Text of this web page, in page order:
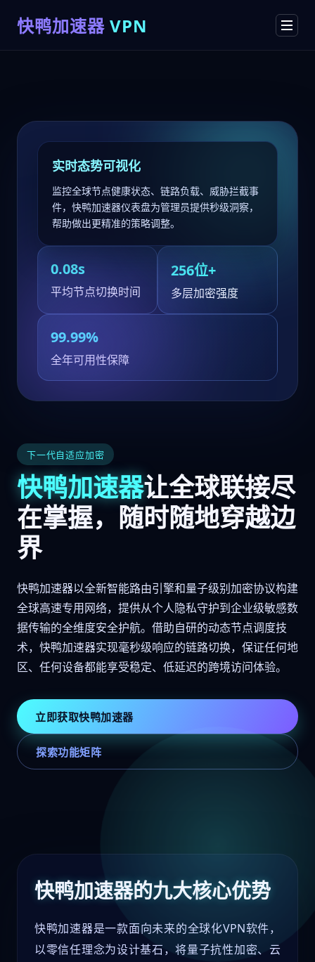
快鸭加速器 VPN
下一代自适应加密
快鸭加速器让全球联接尽
在掌握，随时随地穿越边
界
快鸭加速器以全新智能路由引擎和量子级别加密协议构建
全球高速专用网络，提供从个人隐私守护到企业级敏感数
据传输的全维度安全护航。借助自研的动态节点调度技
术，快鸭加速器实现毫秒级响应的链路切换，保证任何地
区、任何设备都能享受稳定、低延迟的跨境访问体验。
立即获取快鸭加速器
探索功能矩阵
实时态势可视化
监控全球节点健康状态、链路负载、威胁拦截事
件，快鸭加速器仪表盘为管理员提供秒级洞察，
帮助做出更精准的策略调整。
0.08s
平均节点切换时间
256位+
多层加密强度
99.99%
全年可用性保障
快鸭加速器的九大核心优势
快鸭加速器是一款面向未来的全球化VPN软件，
以零信任理念为设计基石，将量子抗性加密、云